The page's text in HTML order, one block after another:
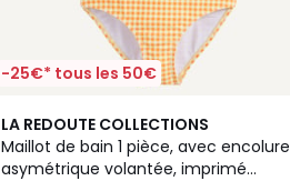
-25€* tous les 50€
LA REDOUTE COLLECTIONS
Maillot de bain 1 pièce, avec encolure
asymétrique volantée, imprimé